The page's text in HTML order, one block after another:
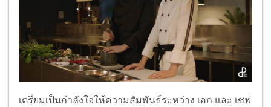
เตรียมเป็นกำลังใจให้ความสัมพันธ์ระหว่าง เอก และ เชฟ